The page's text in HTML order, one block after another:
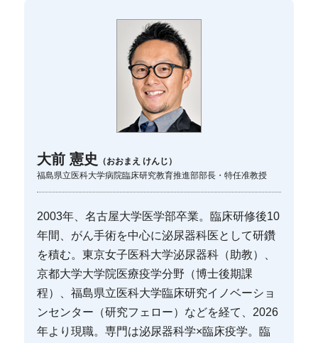
大前 憲史
（おおまえ けんじ）
福島県立医科大学病院臨床研究教育推進部部長・特任准教授
2003年、名古屋大学医学部卒業。臨床研修後10
年間、がん手術を中心に泌尿器科医として研鑽
を積む。東京女子医科大学泌尿器科（助教）、
京都大学大学院医療疫学分野（博士後期課
程）、福島県立医科大学臨床研究イノベーショ
ンセンター（研究フェロー）などを経て、2026
年より現職。専門は泌尿器科学×臨床疫学。臨